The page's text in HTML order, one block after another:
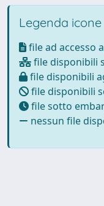
Legenda icone
file ad accesso
file disponibili
file disponibili
file disponibili
file sotto
nessun file